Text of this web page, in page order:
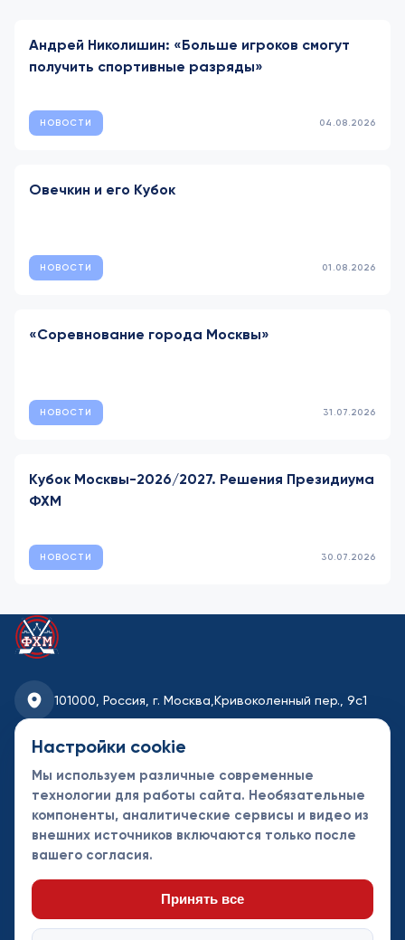
Андрей Николишин: «Больше игроков смогут
получить спортивные разряды»
НОВОСТИ 04.08.2026
Овечкин и его Кубок
НОВОСТИ 01.08.2026
«Соревнование города Москвы»
НОВОСТИ 31.07.2026
Кубок Москвы-2026/2027. Решения Президиума
ФХМ
НОВОСТИ 30.07.2026
101000, Россия, г. Москва, Кривоколенный пер., 9с1
fhmoscow@mail.ru
8-495-621-35-95
Новости
Турниры
Контакты
партнеры
Настройки cookie
Мы используем различные современные
технологии для работы сайта. Необязательные
компоненты, аналитические сервисы и видео из
внешних источников включаются только после
вашего согласия.
Принять все